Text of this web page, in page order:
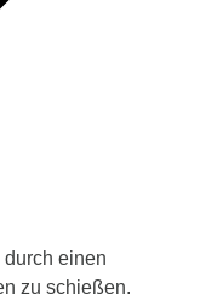
durch einen
zu schießen.